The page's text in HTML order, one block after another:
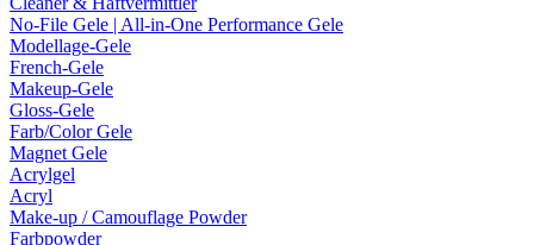
No-File Gele | All-in-One Performance Gele
Modellage-Gele
French-Gele
Makeup-Gele
Gloss-Gele
Farb/Color Gele
Magnet Gele
Acrylgel
Acryl
Make-up / Camouflage Powder
Farbpowder